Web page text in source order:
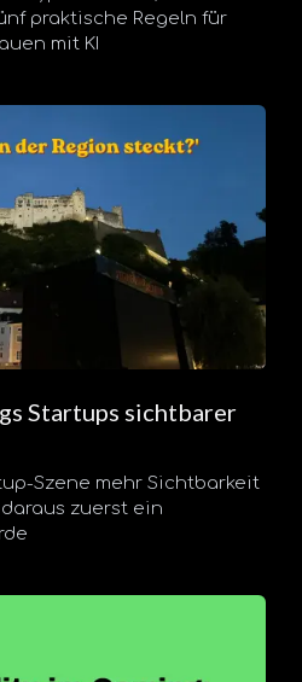
praktische Regeln für
mit KI
Startups sichtbarer
Szene mehr Sichtbarkeit
zuerst ein